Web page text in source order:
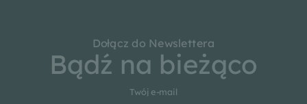
Dołącz do Newslettera
Bądź na bieżąco